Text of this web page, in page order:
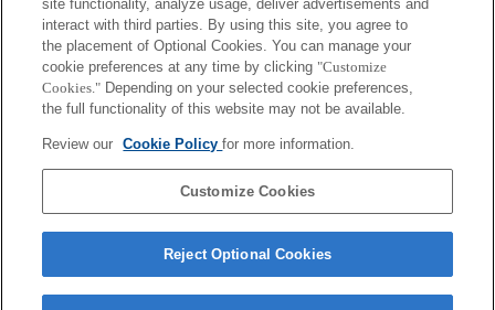
SEL20TC
La mise au point automatique avec détection de phase de plan focal ne peut pas être
utilisée pour des distances focales avec une ouverture maximale de F13 ou de valeur
site functionality, analyze usage, deliver advertisements and
interact with third parties. By using this site, you agree to
the placement of Optional Cookies. You can manage your
cookie preferences at any time by clicking "Customize
Cookies." Depending on your selected cookie preferences,
the full functionality of this website may not be available.
Review our Cookie Policyfor more information.
Customize Cookies
Reject Optional Cookies